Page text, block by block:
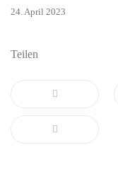
24. April 2023
Teilen